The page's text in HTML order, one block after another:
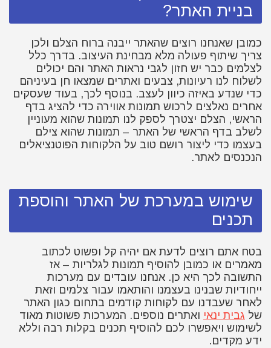
בניית האתר?
כמובן שאנחנו רוצים שהאתר ייבנה ברוח הצלם ולכן
צריך שיתוף פעולה מלא מבחינת העיצוב. בדרך כלל
לצלמים כבר יש חזון לגבי נראות האתר והם יכולים
לשלוח לנו רעיונות, צבעים ואתרים שמצאו חן בעיניהם
כדי שנדע באיזה כיוון לעצב. בנוסף לכך, בעוד שעסקים
אחרים נאלצים לרכוש תמונות אווירה כדי להציג בדף
הראשי, הצלם יצטרך לספק לנו תמונות שהוא מעוניין
לשלב בדף הראשי של האתר – תמונות שהוא צילם
בעצמו כדי ליצור רושם טוב על הלקוחות הפוטנציאלים
הנכנסים לאתר.
שימוש במערכת של האתר והוספת
תכנים
בטח אתם רוצים לדעת אם יהיה קל ופשוט לכתוב
מאמרים או כמובן להוסיף תמונות לגלריות – אז
התשובה לכך היא כן. אנחנו עובדים עם מערכות
ייחודיות שבנינו בעצמנו והותאמו עבור צלמים וזאת
לאחר שעבדנו עם לקוחות קודמים בתחום כגון האתר
של גבית ינאי ואתרים נוספים. המערכות פשוטות מאוד
לשימוש ויאפשרו לכם להוסיף תכנים בקלות רבה וללא
ידע מקדים.